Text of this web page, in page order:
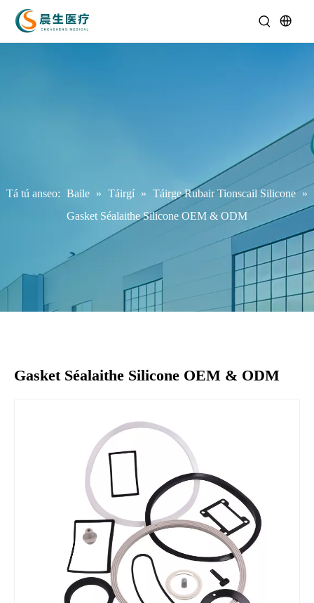
Tá tú anseo: Baile » Táirgí » Táirge Rubair Tionscail Silicone »
Gasket Séalaithe Silicone OEM & ODM
Gasket Séalaithe Silicone OEM & ODM